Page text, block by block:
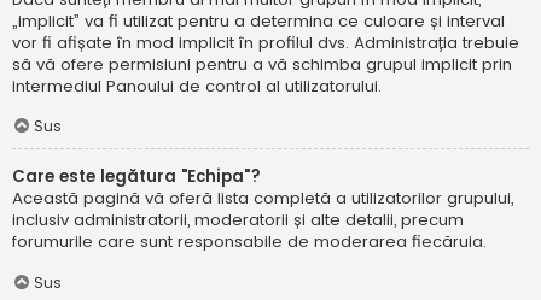
„implicit” va fi utilizat pentru a determina ce culoare și interval
vor fi afișate în mod implicit în profilul dvs. Administrația trebuie
să vă ofere permisiuni pentru a vă schimba grupul implicit prin
intermediul Panoului de control al utilizatorului.
Sus
Care este legătura "Echipa"?
Această pagină vă oferă lista completă a utilizatorilor grupului,
inclusiv administratorii, moderatorii și alte detalii, precum
forumurile care sunt responsabile de moderarea fiecăruia.
Sus